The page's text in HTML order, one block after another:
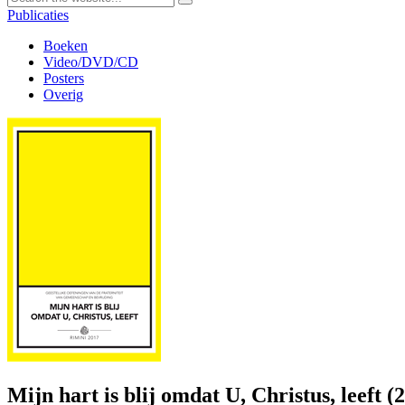
Publicaties
Boeken
Video/DVD/CD
Posters
Overig
Mijn hart is blij omdat U, Christus, leeft